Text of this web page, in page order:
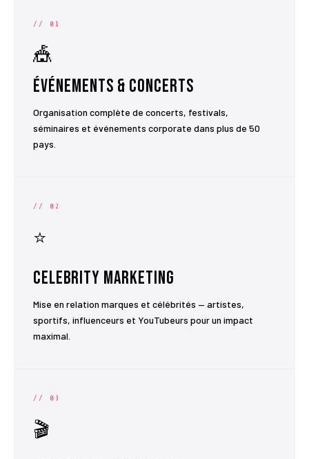
// 01
🎪
Événements & Concerts
Organisation complète de concerts, festivals,
séminaires et événements corporate dans plus de 50
pays.
// 02
⭐
Celebrity Marketing
Mise en relation marques et célébrités — artistes,
sportifs, influenceurs et YouTubeurs pour un impact
maximal.
// 03
🎬